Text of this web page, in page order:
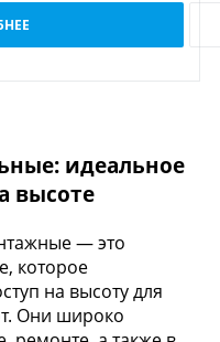
идеальное
высоте
— это
которое
на высоту для
Они широко